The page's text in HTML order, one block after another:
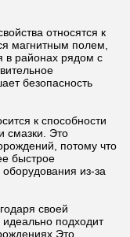
относятся к
магнитным полем,
в районах рядом с
безопасность
к способности
смазки. Это
потому что
быстрое
из-за
своей
идеально подходит